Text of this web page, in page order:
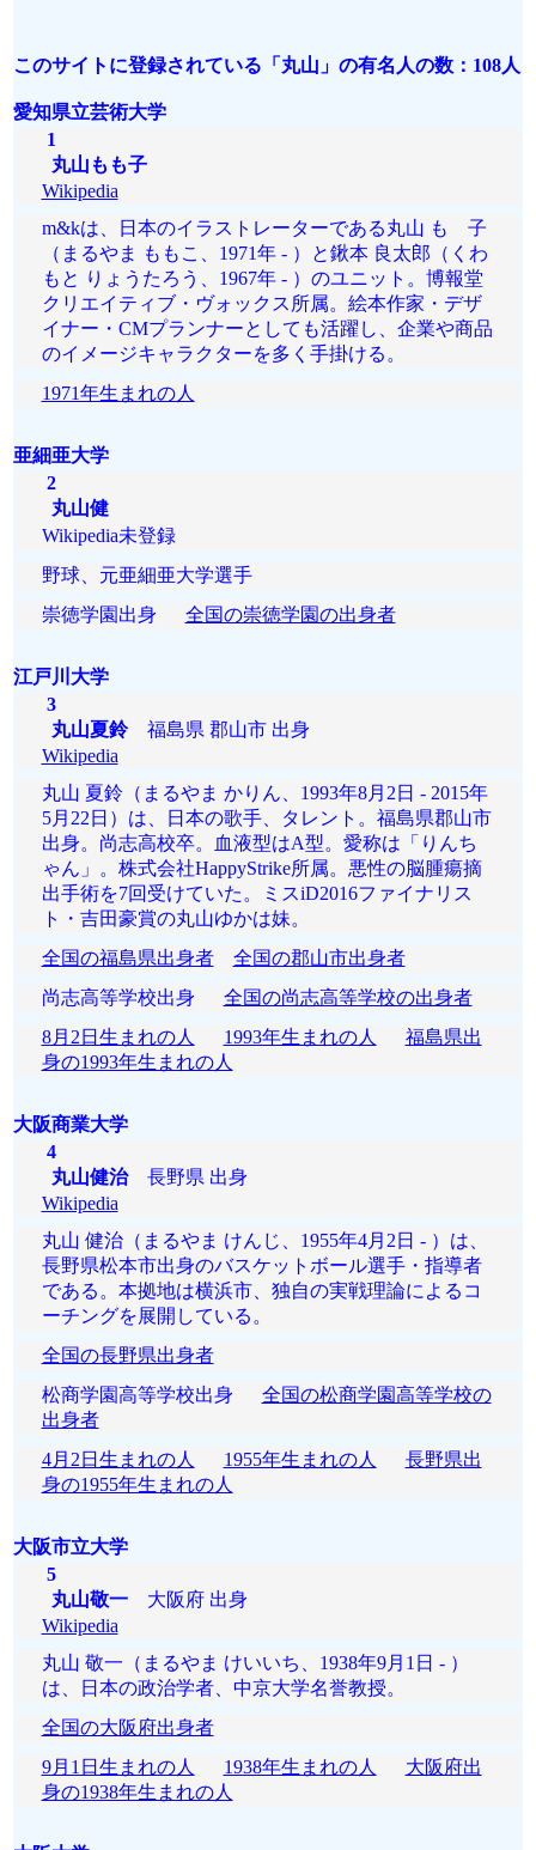
このサイトに登録されている「丸山」の有名人の数：108人
愛知県立芸術大学
1
丸山もも子
Wikipedia
m&kは、日本のイラストレーターである丸山 もゝ子
（まるやま ももこ、1971年 - ）と鍬本 良太郎（くわ
もと りょうたろう、1967年 - ）のユニット。博報堂
クリエイティブ・ヴォックス所属。絵本作家・デザ
イナー・CMプランナーとしても活躍し、企業や商品
のイメージキャラクターを多く手掛ける。
1971年生まれの人
亜細亜大学
2
丸山健
Wikipedia未登録
野球、元亜細亜大学選手
崇徳学園出身 全国の崇徳学園の出身者
江戸川大学
3
丸山夏鈴福島県 郡山市 出身
Wikipedia
丸山 夏鈴（まるやま かりん、1993年8月2日 - 2015年
5月22日）は、日本の歌手、タレント。福島県郡山市
出身。尚志高校卒。血液型はA型。愛称は「りんち
ゃん」。株式会社HappyStrike所属。悪性の脳腫瘍摘
出手術を7回受けていた。ミスiD2016ファイナリス
ト・吉田豪賞の丸山ゆかは妹。
全国の福島県出身者
全国の郡山市出身者
尚志高等学校出身 全国の尚志高等学校の出身者
8月2日生まれの人
1993年生まれの人
福島県出
身の1993年生まれの人
大阪商業大学
4
丸山健治長野県 出身
Wikipedia
丸山 健治（まるやま けんじ、1955年4月2日 - ）は、
長野県松本市出身のバスケットボール選手・指導者
である。本拠地は横浜市、独自の実戦理論によるコ
ーチングを展開している。
全国の長野県出身者
松商学園高等学校出身 全国の松商学園高等学校の
出身者
4月2日生まれの人
1955年生まれの人
長野県出
身の1955年生まれの人
大阪市立大学
5
丸山敬一大阪府 出身
Wikipedia
丸山 敬一（まるやま けいいち、1938年9月1日 - ）
は、日本の政治学者、中京大学名誉教授。
全国の大阪府出身者
9月1日生まれの人
1938年生まれの人
大阪府出
身の1938年生まれの人